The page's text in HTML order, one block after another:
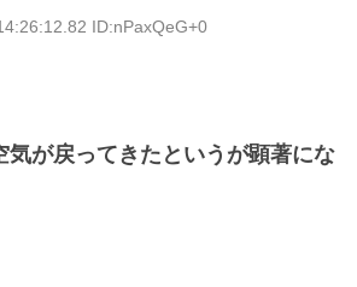
ID:nPaxQeG+0
気が戻ってきたというが顕著にな